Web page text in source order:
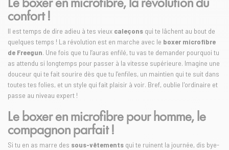
confort !
Il est temps de dire adieu à tes vieux caleçons qui te lâchent au bout de
quelques temps ! La révolution est en marche avec le boxer microfibre
de Freegun. Une fois que tu l’auras enfilé, tu vas te demander pourquoi tu
as attendu si longtemps pour passer à la vitesse supérieure. Imagine une
douceur qui te fait sourire dès que tu l’enfiles, un maintien qui te suit dans
toutes tes folies, et un style qui fait plaisir à voir. Bref, oublie l'ordinaire et
passe au niveau expert !
Le boxer en microfibre pour homme, le
compagnon parfait !
Si tu en as marre des sous-vêtements qui te ruinent la journée, dis bye-